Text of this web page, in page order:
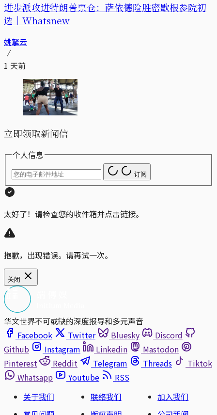
进步派攻进特朗普票仓：萨依德险胜密歇根参院初
选｜Whatsnew
姚拏云
1 天前
立即领取新闻信
个人信息
订阅
太好了！请检查您的收件箱并点击链接。
抱歉，出现错误。请再试一次。
关闭
华文世界不可或缺的深度报导和多元声音
Facebook
Twitter Bluesky
Discord
Github
Instagram Linkedin
Mastodon
Pinterest
Reddit Telegram Threads
Tiktok
Whatsapp
Youtube
RSS
关于我们
联络我们
加入我们